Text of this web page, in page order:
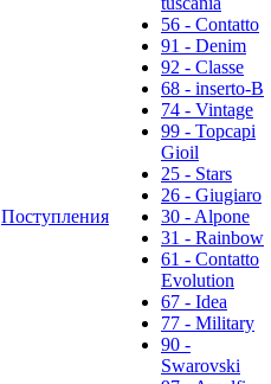
Поступления
56 - Contatto
91 - Denim
92 - Classe
68 - inserto-B
74 - Vintage
99 - Topcapi
Gioil
25 - Stars
26 - Giugiaro
30 - Alpone
31 - Rainbow
61 - Contatto
Evolution
67 - Idea
77 - Military
90 -
Swarovski